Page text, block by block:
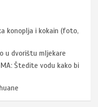
konoplja i kokain (foto,
u dvorištu mljekare
Štedite vodu kako bi